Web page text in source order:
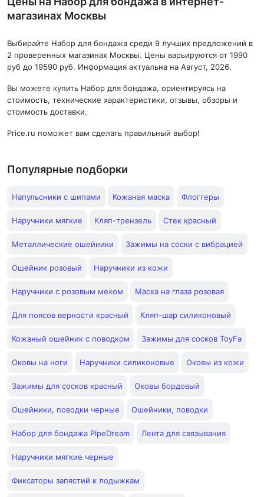
магазинах Москвы
Выбирайте Набор для бондажа среди 9 лучших предложений в
2 проверенных магазинах Москвы. Цены варьируются от 1990
руб до 19590 руб. Информация актуальна на Август, 2026.
Вы можете купить Набор для бондажа, ориентируясь на
стоимость, технические характеристики, отзывы, обзоры и
стоимость доставки.
Price.ru поможет вам сделать правильный выбор!
Популярные подборки
Напульсники с шипами Кожаная маска Флоггеры
Наручники мягкие Кляп-трензель Стек красный
Металлические ошейники Зажимы на соски с вибрацией
Ошейник розовый Наручники из кожи
Наручники с розовым мехом Маска на глаза розовая
Для поясов верности красный Кляп-шар силиконовый
Кожаный ошейник с поводком Зажимы для сосков ToyFa
Оковы на ноги Наручники силиконовые Оковы из кожи
Зажимы для сосков красный Оковы бордовый
Ошейники, поводки черные Ошейники, поводки
Набор для бондажа PipeDream Лента для связывания
Наручники мягкие черные
Фиксаторы запястий к лодыжкам